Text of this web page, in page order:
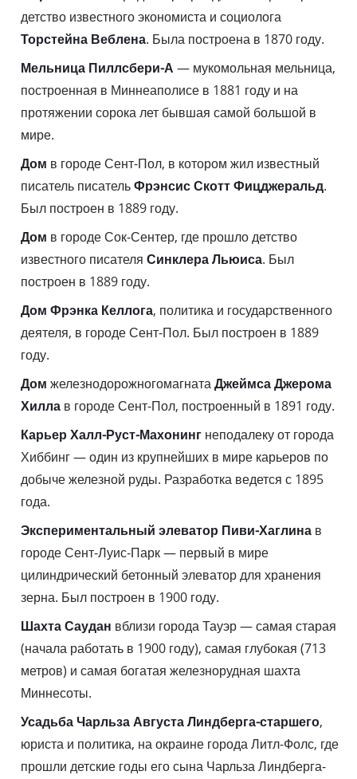
детство известного экономиста и социолога
Торстейна Веблена. Была построена в 1870 году.
Мельница Пиллсбери-А — мукомольная мельница,
построенная в Миннеаполисе в 1881 году и на
протяжении сорока лет бывшая самой большой в
мире.
Дом в городе Сент-Пол, в котором жил известный
писатель писательФрэнсис Скотт Фицджеральд.
Был построен в 1889 году.
Дом в городе Сок-Сентер, где прошло детство
известного писателя Синклера Льюиса. Был
построен в 1889 году.
Дом Фрэнка Келлога, политика и государственного
деятеля, в городе Сент-Пол. Был построен в 1889
году.
Дом железнодорожногомагнатаДжеймса Джерома
Хилла в городе Сент-Пол, построенный в 1891 году.
Карьер Халл-Руст-Махонинг неподалеку от города
Хиббинг — один из крупнейших в мире карьеров по
добыче железной руды. Разработка ведется с 1895
года.
Экспериментальный элеватор Пиви-Хаглина в
городе Сент-Луис-Парк — первый в мире
цилиндрический бетонный элеватор для хранения
зерна. Был построен в 1900 году.
Шахта Саудан вблизи города Тауэр — самая старая
(начала работать в 1900 году), самая глубокая (713
метров) и самая богатая железнорудная шахта
Миннесоты.
Усадьба Чарльза Августа Линдберга-старшего,
юриста и политика, на окраине города Литл-Фолс, где
прошли детские годы его сына Чарльза Линдберга-